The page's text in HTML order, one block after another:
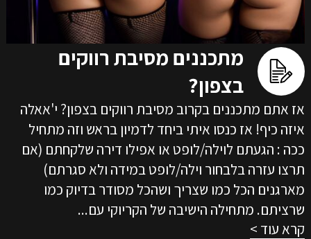
מתכננים מסיבת רווקים
בצפון?
אז אתם מתכננים בקרוב מסיבת רווקים בצפון? י'אאלה
איזה כיף! אז כנסו איתי ביחד לדמיון בראש וזה מתחיל
ככה : הגעתם לוילה/לופט או אפילו דירה שלקחתם (אם
תרצו עזרה בלבחור וילה/לופט במידה ולא סגרתם)
מארגנים הכל כמו שצריך ושהכל מסודר בדיוק כמו
שרציתם. מתחילה הישיבה של הקריוקי עם...
קרא עוד >